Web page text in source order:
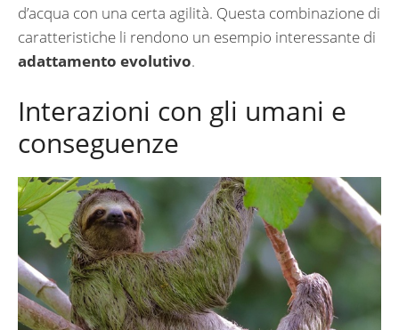
d’acqua con una certa agilità. Questa combinazione di
caratteristiche li rendono un esempio interessante di
adattamento evolutivo.
Interazioni con gli umani e
conseguenze